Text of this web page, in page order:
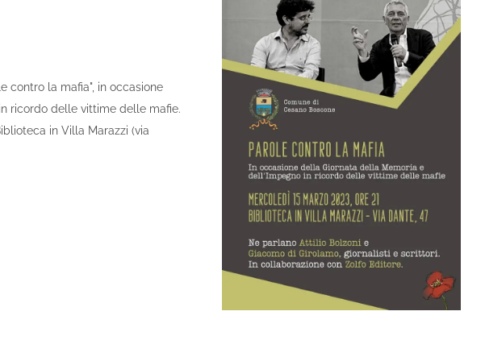
contro la mafia", in occasione
ricordo delle vittime delle mafie.
in Villa Marazzi (via